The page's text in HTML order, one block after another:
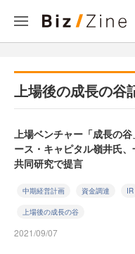
上場後の成長の谷
上場ベンチャー「成長の
ース・キャピタル嶺井氏
共同研究で提言
中期経営計画 資金調達 IR
上場後の成長の谷
2021/09/07